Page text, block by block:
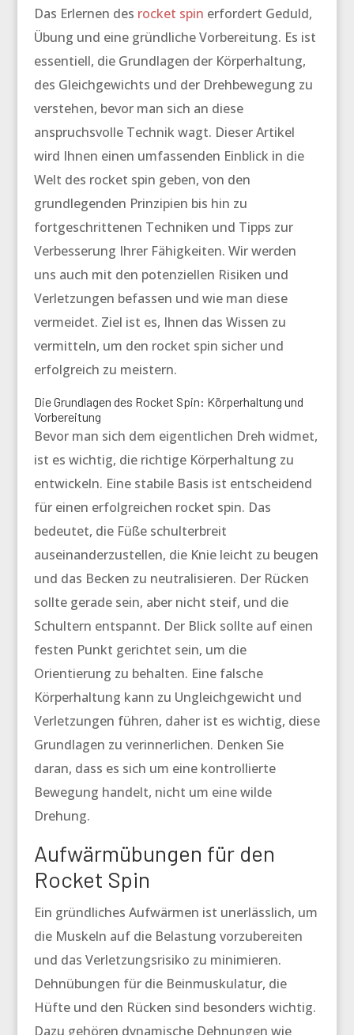
Das Erlernen des rocket spin erfordert Geduld,
Übung und eine gründliche Vorbereitung. Es ist
essentiell, die Grundlagen der Körperhaltung,
des Gleichgewichts und der Drehbewegung zu
verstehen, bevor man sich an diese
anspruchsvolle Technik wagt. Dieser Artikel
wird Ihnen einen umfassenden Einblick in die
Welt des rocket spin geben, von den
grundlegenden Prinzipien bis hin zu
fortgeschrittenen Techniken und Tipps zur
Verbesserung Ihrer Fähigkeiten. Wir werden
uns auch mit den potenziellen Risiken und
Verletzungen befassen und wie man diese
vermeidet. Ziel ist es, Ihnen das Wissen zu
vermitteln, um den rocket spin sicher und
erfolgreich zu meistern.
Die Grundlagen des Rocket Spin: Körperhaltung und
Vorbereitung
Bevor man sich dem eigentlichen Dreh widmet,
ist es wichtig, die richtige Körperhaltung zu
entwickeln. Eine stabile Basis ist entscheidend
für einen erfolgreichen rocket spin. Das
bedeutet, die Füße schulterbreit
auseinanderzustellen, die Knie leicht zu beugen
und das Becken zu neutralisieren. Der Rücken
sollte gerade sein, aber nicht steif, und die
Schultern entspannt. Der Blick sollte auf einen
festen Punkt gerichtet sein, um die
Orientierung zu behalten. Eine falsche
Körperhaltung kann zu Ungleichgewicht und
Verletzungen führen, daher ist es wichtig, diese
Grundlagen zu verinnerlichen. Denken Sie
daran, dass es sich um eine kontrollierte
Bewegung handelt, nicht um eine wilde
Drehung.
Aufwärmübungen für den
Rocket Spin
Ein gründliches Aufwärmen ist unerlässlich, um
die Muskeln auf die Belastung vorzubereiten
und das Verletzungsrisiko zu minimieren.
Dehnübungen für die Beinmuskulatur, die
Hüfte und den Rücken sind besonders wichtig.
Dazu gehören dynamische Dehnungen wie